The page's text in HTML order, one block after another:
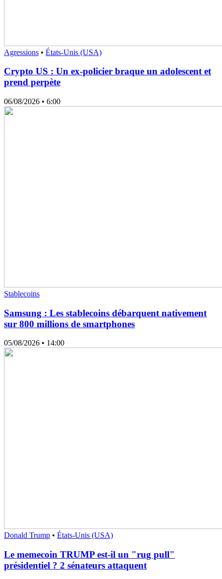
Agressions • États-Unis (USA)
Crypto US : Un ex-policier braque un adolescent et
prend perpète
06/08/2026 • 6:00
Stablecoins
Samsung : Les stablecoins débarquent nativement
sur 800 millions de smartphones
05/08/2026 • 14:00
Donald Trump • États-Unis (USA)
Le memecoin TRUMP est-il un "rug pull"
présidentiel ? 2 sénateurs attaquent